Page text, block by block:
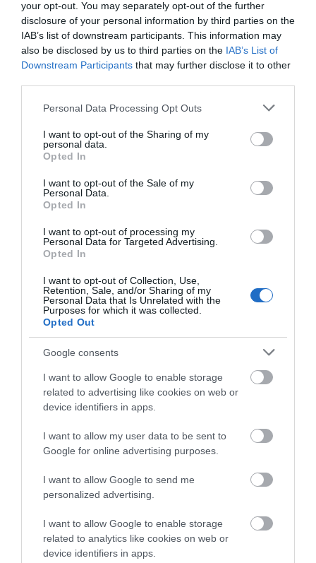
your opt-out. You may separately opt-out of the further
disclosure of your personal information by third parties on the
IAB’s list of downstream participants. This information may
also be disclosed by us to third parties on the IAB’s List of
Downstream Participants that may further disclose it to other
Please note that this website/app uses one or more Google
not limited to your visit or usage behaviour. You may click to
grant or deny consent to Google and its third-party tags to
use your data for below specified purposes in below Google
consent section.
Personal Data Processing Opt Outs
I want to opt-out of the Sharing of my
personal data.
Opted In
I want to opt-out of the Sale of my
Personal Data.
Opted In
I want to opt-out of processing my
Personal Data for Targeted Advertising.
Opted In
I want to opt-out of Collection, Use,
Retention, Sale, and/or Sharing of my
Personal Data that Is Unrelated with the
Purposes for which it was collected.
Opted Out
Google consents
I want to allow Google to enable storage
related to advertising like cookies on web or
device identifiers in apps.
I want to allow my user data to be sent to
Google for online advertising purposes.
I want to allow Google to send me
personalized advertising.
I want to allow Google to enable storage
related to analytics like cookies on web or
device identifiers in apps.
Προτεινόμενα άρθρα
ΡΑΦΗΝΑ – ΘΕΟΥΤΑ σημειώσατε…
ΣΥΓΚΛΟΝΙΣΤΙΚΟΣ ΑΠΟΧΑΙΡΕΤΙΣΜΟΣ ΣΤΗ
ΡΑΦΗΝΑ ΣΤΟ «ΤΕΛΕΥΤΑΙΟ ΜΠΑΡΚΟ» ΤΟΥ
ΚΑΠΕΤΑΝ ΑΝΤΩΝΗ ΒΙΔΑΛΗ
αναχώρηση εκείνης της ώρας…
ΣΗΜΑΝΤΙΚΟ ΑΡΧΑΙΟ ΝΑΥΑΓΙΟ ΤΗΣ ΑΝΔΡΟΥ!…»
«ΑΥΤΗ ΤΗΝ ΑΝΔΡΟ ΘΕΛΟΥΜΕ…»
Πρόσφατα Άρθρα
ΜΕΡΕΣ» ΕΙΝΑΙ ΜΠΡΟΣΤΑ:
Μια επίκαιρη ανάλυση για
06/08/2026
μπαρκάρει…
06/08/2026